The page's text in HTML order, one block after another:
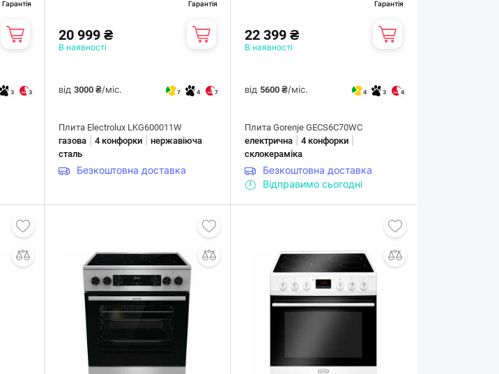
Гарантія
3 3
Гарантія
20 999 ₴
В наявності
від3000 ₴/міс. 7 4 7
Плита Electrolux LKG600011W
газова |4 конфорки |нержавіюча
сталь
Безкоштовна доставка
Гарантія
22 399 ₴
В наявності
від5600 ₴/міс. 4 3 4
Плита Gorenje GECS6C70WC
електрична |4 конфорки
склокераміка
Безкоштовна доставка
Відправимо сьогодні